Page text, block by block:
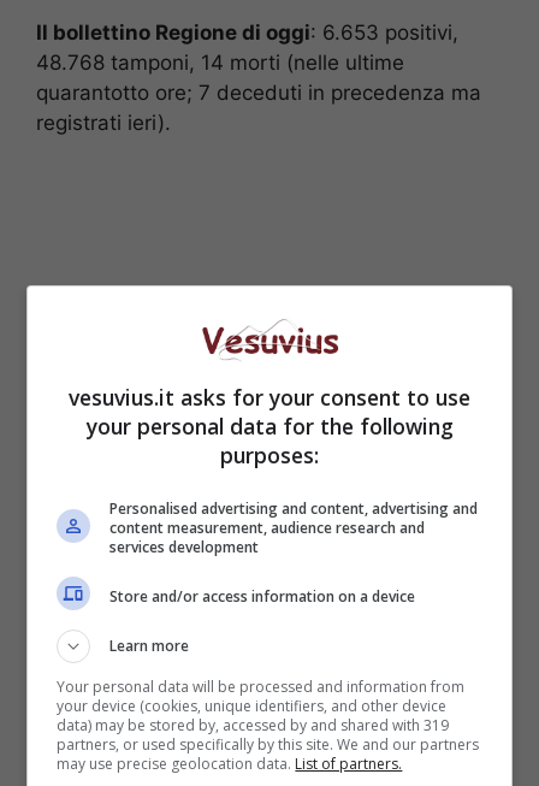
Il bollettino Regione di oggi: 6.653 positivi,
48.768 tamponi, 14 morti (nelle ultime
quarantotto ore; 7 deceduti in precedenza ma
registrati ieri).
LEGGI ANCHE –>
Insigne firma con il Toronto: ingaggio e bonus
Report posti letto su base regionale in
Campania.
vesuvius.it asks for your consent to use
your personal data for the following
purposes:
Personalised advertising and content, advertising and
content measurement, audience research and
services development
Store and/or access information on a device
Learn more
Your personal data will be processed and information from
your device (cookies, unique identifiers, and other device
data) may be stored by, accessed by and shared with 319
partners, or used specifically by this site. We and our partners
may use precise geolocation data. List of partners.